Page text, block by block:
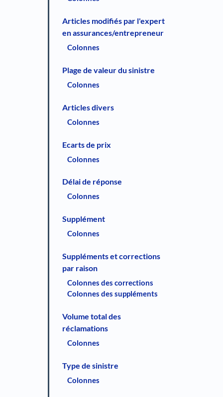
Articles modifiés par l'expert
en assurances/entrepreneur
Colonnes
Plage de valeur du sinistre
Colonnes
Articles divers
Colonnes
Ecarts de prix
Colonnes
Délai de réponse
Colonnes
Supplément
Colonnes
Suppléments et corrections
par raison
Colonnes des corrections
Colonnes des suppléments
Volume total des
réclamations
Colonnes
Type de sinistre
Colonnes